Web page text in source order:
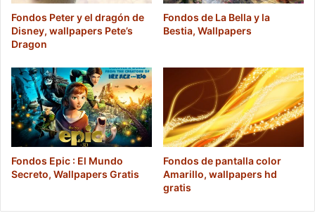
Fondos Peter y el dragón de
Disney, wallpapers Pete’s
Dragon
Fondos de La Bella y la
Bestia, Wallpapers
Fondos Epic : El Mundo
Secreto, Wallpapers Gratis
Fondos de pantalla color
Amarillo, wallpapers hd
gratis